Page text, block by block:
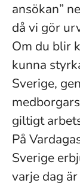
ansökan”
då vi gör
Om du blir
kunna
Sverige,
giltigt
På
Sverige
varje dag